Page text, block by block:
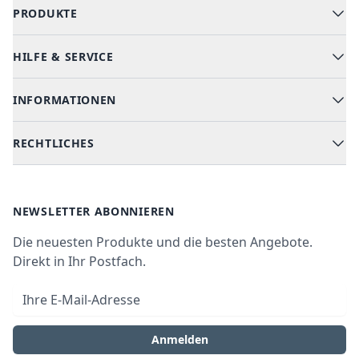
PRODUKTE
Alle Kategorien
Kühlen & Gefrieren
HILFE & SERVICE
Hilfe & FAQ
INFORMATIONEN
Über uns
RECHTLICHES
Datenschutz
Widerrufsrecht
Impressum
NEWSLETTER ABONNIEREN
Die neuesten Produkte und die besten Angebote.
Direkt in Ihr Postfach.
E-Mail-Adresse
Anmelden